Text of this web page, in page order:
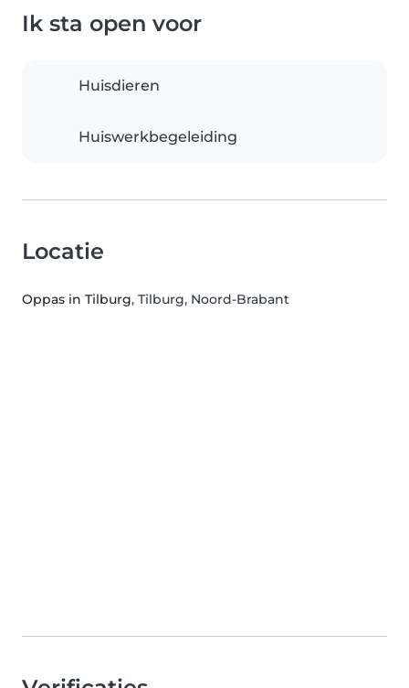
Ik sta open voor
Huisdieren
Huiswerkbegeleiding
Locatie
Oppas in Tilburg, Tilburg, Noord-Brabant